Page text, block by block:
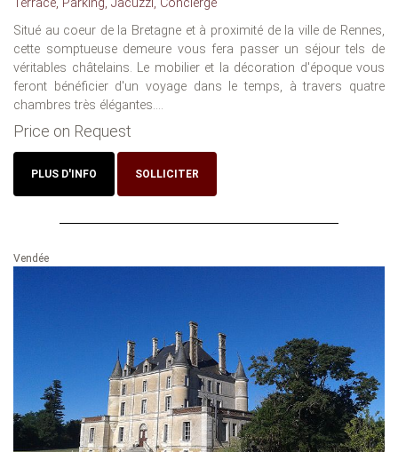
Terrace, Parking, Jacuzzi, Concierge
Situé au coeur de la Bretagne et à proximité de la ville de Rennes,
cette somptueuse demeure vous fera passer un séjour tels de
véritables châtelains. Le mobilier et la décoration d'époque vous
feront bénéficier d'un voyage dans le temps, à travers quatre
chambres très élégantes....
Price on Request
PLUS D'INFO SOLLICITER
Vendée